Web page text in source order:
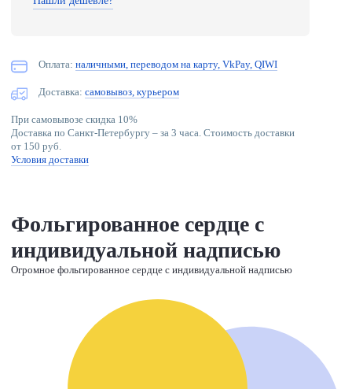
Фольгированное сердце с
индивидуальной надписью
Огромное фольгированное сердце с индивидуальной надписью
Оплата: наличными, переводом на карту, VkPay, QIWI
Доставка: самовывоз, курьером
При самовывозе скидка 10%
Доставка по Санкт-Петербургу – за 3 часа. Стоимость доставки
от 150 руб.
Условия доставки